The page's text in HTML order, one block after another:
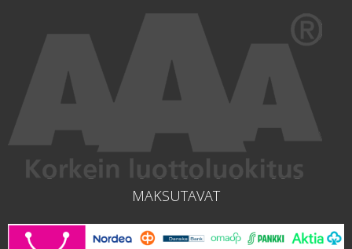
MAKSUTAVAT